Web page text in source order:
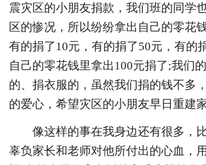
震灾区的小朋友捐款，我们班的同学
区的惨况，所以纷纷拿出自己的零花
有的捐了10元，有的捐了50元，有的
自己的零花钱里拿出100元捐了;我们
的、捐衣服的，虽然我们捐的钱不多
的爱心，希望灾区的小朋友早日重建
像这样的事在我身边还有很多，
辜负家长和老师对他所付出的心血，